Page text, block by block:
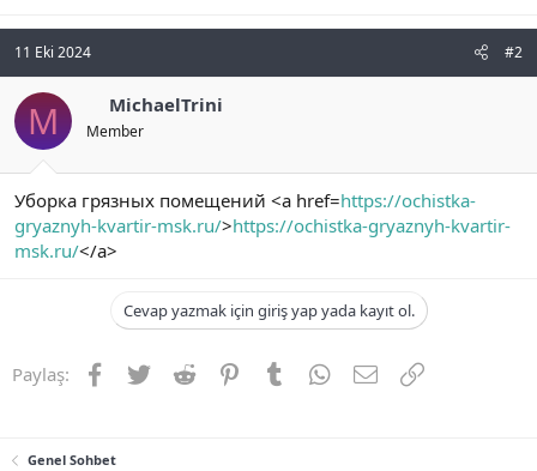
11 Eki 2024 #2
M MichaelTrini
Member
Уборка грязных помещений <a href=https://ochistka-
gryaznyh-kvartir-msk.ru/>https://ochistka-gryaznyh-kvartir-
msk.ru/</a>
Cevap yazmak için giriş yap yada kayıt ol.
Paylaş: Facebook
TwitterReddit PinterestTumblrWhatsApp
E-postaLink
Genel Sohbet